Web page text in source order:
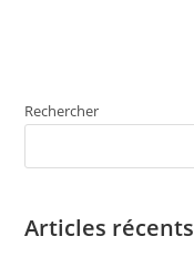
Rechercher
Articles récents